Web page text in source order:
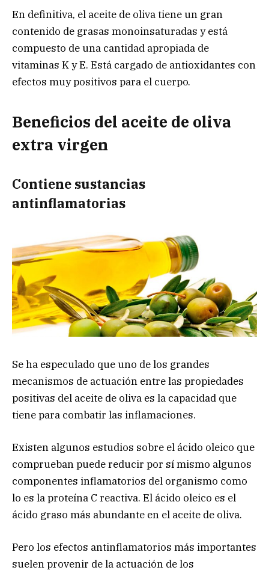
En definitiva, el aceite de oliva tiene un gran
contenido de grasas monoinsaturadas y está
compuesto de una cantidad apropiada de
vitaminas K y E. Está cargado de antioxidantes con
efectos muy positivos para el cuerpo.
Beneficios del aceite de oliva
extra virgen
Contiene sustancias
antinflamatorias
Se ha especulado que uno de los grandes
mecanismos de actuación entre las propiedades
positivas del aceite de oliva es la capacidad que
tiene para combatir las inflamaciones.
Existen algunos estudios sobre el ácido oleico que
comprueban puede reducir por sí mismo algunos
componentes inflamatorios del organismo como
lo es la proteína C reactiva. El ácido oleico es el
ácido graso más abundante en el aceite de oliva.
Pero los efectos antinflamatorios más importantes
suelen provenir de la actuación de los